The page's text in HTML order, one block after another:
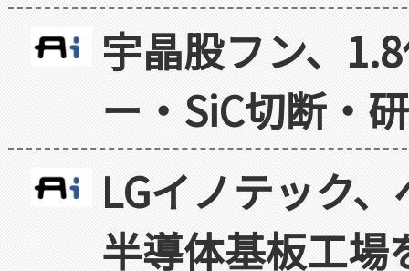
宇晶股フン、
ー・SiC切断・
LGイノテック
半導体基板工場